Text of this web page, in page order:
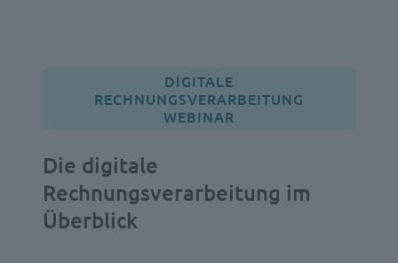
DIGITALE
RECHNUNGSVERARBEITUNG
WEBINAR
Die digitale
Rechnungsverarbeitung im
Überblick